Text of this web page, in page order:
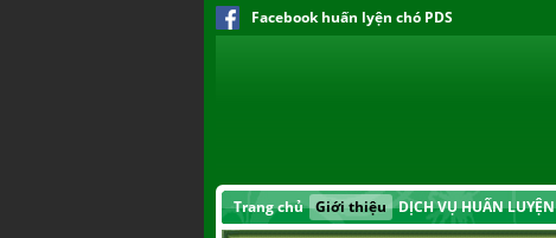
Facebook huấn lyện chó PDS
Trang chủ Giới thiệu DỊCH VỤ HUẤN LUYỆN